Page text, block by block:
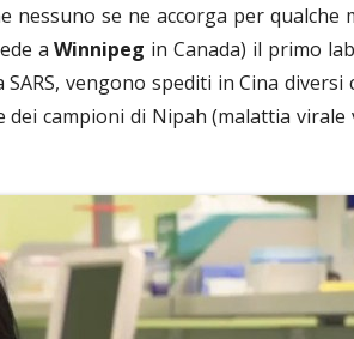
nessuno se ne accorga per qualche
aWinnipeg in Canada) il primo
vengono spediti in Cina diversi
campioni di Nipah (malattia virale